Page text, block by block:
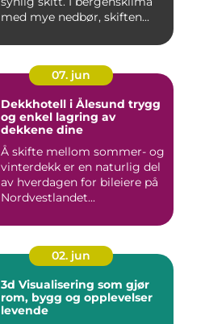
med mye nedbør, skiften...
07. jun
Dekkhotell i Ålesund trygg
og enkel lagring av
dekkene dine
Å skifte mellom sommer- og
vinterdekk er en naturlig del
av hverdagen for bileiere på
Nordvestlandet...
02. jun
3d Visualisering som gjør
rom, bygg og opplevelser
levende